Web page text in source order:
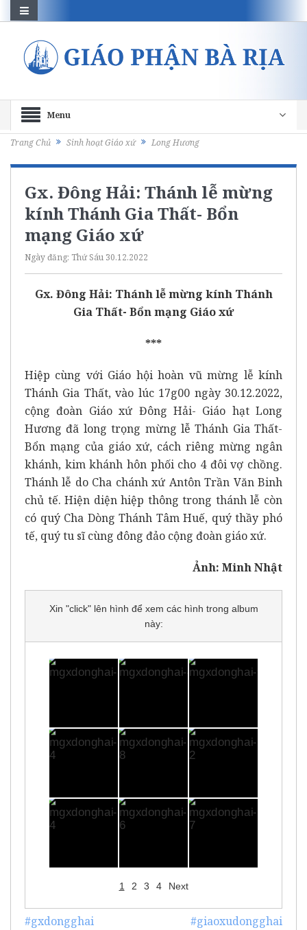
Menu
Trang Chủ Sinh hoạt Giáo xứ Long Hương
Gx. Đông Hải: Thánh lễ mừng
kính Thánh Gia Thất- Bổn
mạng Giáo xứ
Ngày đăng: Thứ Sáu 30.12.2022
Gx. Đông Hải: Thánh lễ mừng kính Thánh
Gia Thất- Bổn mạng Giáo xứ
***
Hiệp cùng với Giáo hội hoàn vũ mừng lễ kính
Thánh Gia Thất, vào lúc 17g00 ngày 30.12.2022,
cộng đoàn Giáo xứ Đông Hải- Giáo hạt Long
Hương đã long trọng mừng lễ Thánh Gia Thất-
Bổn mạng của giáo xứ, cách riêng mừng ngân
khánh, kim khánh hôn phối cho 4 đôi vợ chồng.
Thánh lễ do Cha chánh xứ Antôn Trần Văn Binh
chủ tế. Hiện diện hiệp thông trong thánh lễ còn
có quý Cha Dòng Thánh Tâm Huế, quý thầy phó
tế, quý tu sĩ cùng đông đảo cộng đoàn giáo xứ.
Ảnh: Minh Nhật
Xin "click" lên hình để xem các hình trong album
này:
1 2 3 4 Next
#gxdongghai
#giaoxudongghai